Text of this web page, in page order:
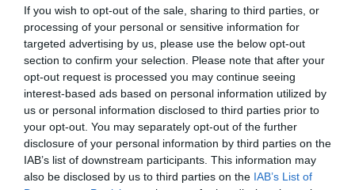
If you wish to opt-out of the sale, sharing to third parties, or
processing of your personal or sensitive information for
targeted advertising by us, please use the below opt-out
section to confirm your selection. Please note that after your
opt-out request is processed you may continue seeing
interest-based ads based on personal information utilized by
us or personal information disclosed to third parties prior to
your opt-out. You may separately opt-out of the further
disclosure of your personal information by third parties on the
IAB’s list of downstream participants. This information may
also be disclosed by us to third parties on the IAB’s List of
Diánát közvetíti, akit a
kilencvenes évek elején
néhány évig ismerhettem
– nyilatkozta az újságíró.
A walesi hercegné Mortonnal készített titkos
interjúi a legújabb évad fontos részét képezik, és